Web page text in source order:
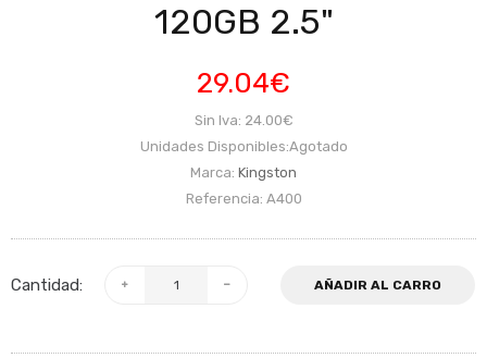
120GB 2.5"
29.04€
Sin Iva: 24.00€
Unidades Disponibles:Agotado
Marca: Kingston
Referencia: A400
Cantidad: AÑADIR AL CARRO